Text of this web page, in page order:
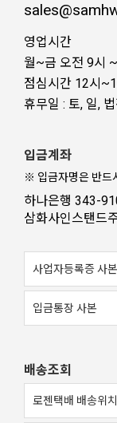
영업시간
월~금 오전 9시
점심시간 12시
휴무일 : 토, 일,
입금계좌
※ 입금자명은 반드
하나은행 343-
삼화사인스탠드
사업자등록증 사본
입금통장 사본
배송조회
로젠택배 배송위